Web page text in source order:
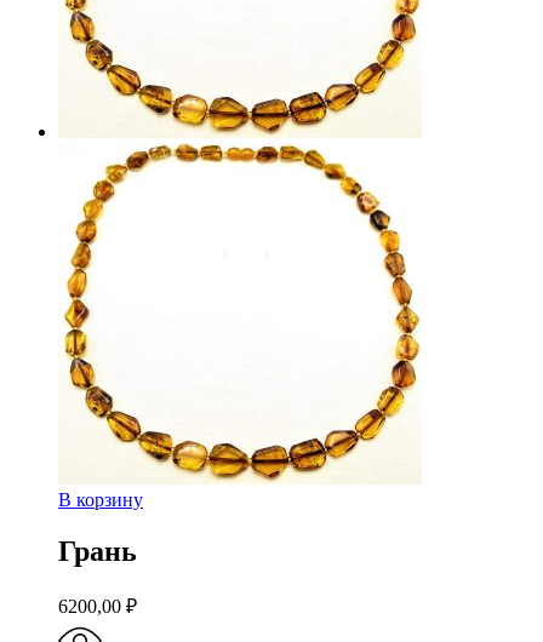
В корзину
Грань
6200,00 ₽